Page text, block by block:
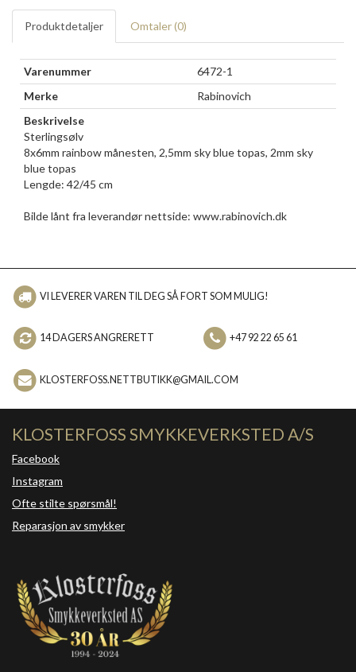
Produktdetaljer Omtaler (0)
Varenummer
6472-1
Merke
Rabinovich
Beskrivelse
Sterlingsølv
8x6mm rainbow månesten, 2,5mm sky blue topas, 2mm sky
blue topas
Lengde: 42/45 cm
Bilde lånt fra leverandør nettside: www.rabinovich.dk
VI LEVERER VAREN TIL DEG SÅ FORT SOM MULIG!
14 DAGERS ANGRERETT +47 92 22 65 61
KLOSTERFOSS.NETTBUTIKK@GMAIL.COM
KLOSTERFOSS SMYKKEVERKSTED A/S
Facebook
Instagram
Ofte stilte spørsmål!
Reparasjon av smykker